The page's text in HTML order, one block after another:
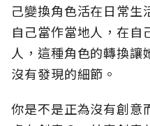
己變換角色活在日常生
自己當作當地人，在自
人，這種角色的轉換讓
沒有發現的細節。
你是不是正為沒有創意